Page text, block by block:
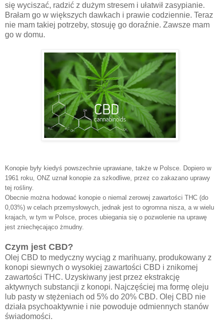
się wyciszać, radzić z dużym stresem i ułatwił zasypianie.
Brałam go w większych dawkach i prawie codziennie. Teraz
nie mam takiej potrzeby, stosuję go doraźnie. Zawsze mam
go w domu.
Konopie były kiedyś powszechnie uprawiane, także w Polsce. Dopiero w
1961 roku, ONZ uznał konopie za szkodliwe, przez co zakazano uprawy
tej rośliny.
Obecnie można hodować konopie o niemal zerowej zawartości THC (do
0,03%) w celach przemysłowych, jednak jest to ogromna nisza, a w wielu
krajach, w tym w Polsce, proces ubiegania się o pozwolenie na uprawę
jest zniechęcająco żmudny.
Czym jest CBD?
Olej CBD to medyczny wyciąg z marihuany, produkowany z
konopi siewnych o wysokiej zawartości CBD i znikomej
zawartości THC. Uzyskiwany jest przez ekstrakcję
aktywnych substancji z konopi. Najczęściej ma formę oleju
lub pasty w stężeniach od 5% do 20% CBD. Olej CBD nie
działa psychoaktywnie i nie powoduje odmiennych stanów
świadomości.